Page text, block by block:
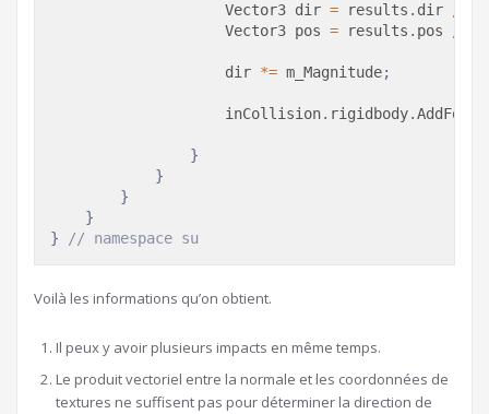
Vector3 dir = results . dir
Vector3 pos = results . pos
                    dir
*= m_Magnitude;
                    inCollision
. rigidbody.
}
}
}
}
}
// namespace su
Voilà les informations qu’on obtient.
Il peux y avoir plusieurs impacts en même temps.
Le produit vectoriel entre la normale et les coordonnées de
textures ne suffisent pas pour déterminer la direction de